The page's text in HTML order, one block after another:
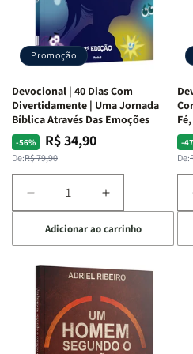
Promoção
Devocional | 40 Dias Com
Divertidamente | Uma Jornada
Bíblica Através Das Emoções
-56%
Preço
normal
De:R$ 79,90
Preço
promocional
R$ 34,90
Diminuir
a
quantidade
de
Devocional
40
Dias
Com
Divertidamente
Aumentar
a
quantidade
de
Devocional
|
40
Dias
Com
Divertidamente
Adicionar ao carrinho
-
De: